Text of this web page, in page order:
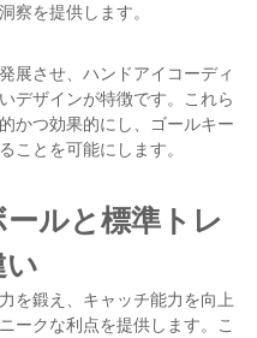
察を提供します。
展させ、ハンドアイコーディ
デザインが特徴です。これら
かつ効果的にし、ゴールキー
ことを可能にします。
ルと標準トレ
を鍛え、キャッチ能力を向上
ークな利点を提供します。こ